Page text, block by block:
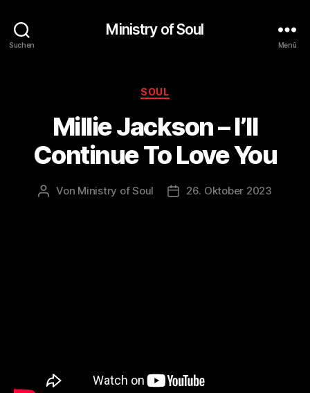
Suchen
Ministry of Soul
Menü
Kategorien
SOUL
Millie Jackson – I’ll
Continue To Love You
Beitragsautor
Von Ministry of Soul Veröffentlichungsdatum
26. Oktober 2023